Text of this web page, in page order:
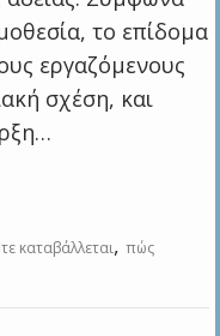
το επίδομα
εργαζόμενους
σχέση, και
καταβάλλεται,πώς